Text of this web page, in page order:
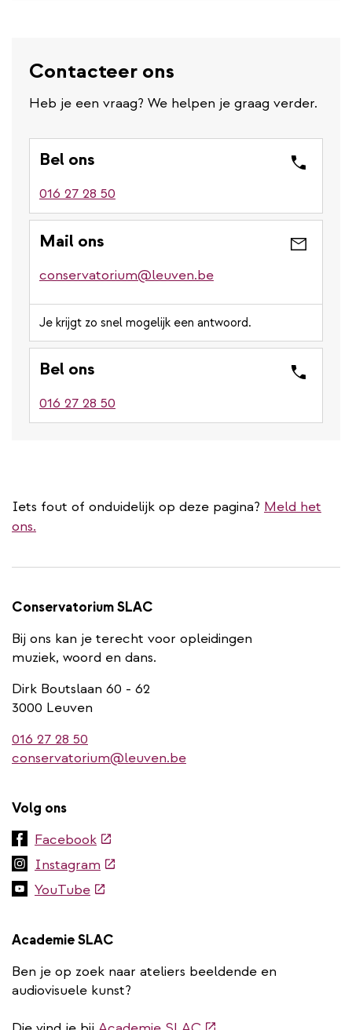
Contacteer ons
Heb je een vraag? We helpen je graag verder.
Bel ons
016 27 28 50
Mail ons
conservatorium@leuven.be
Je krijgt zo snel mogelijk een antwoord.
Bel ons
016 27 28 50
Iets fout of onduidelijk op deze pagina? Meld het
ons.
Conservatorium SLAC
Bij ons kan je terecht voor opleidingen
muziek, woord en dans.
Dirk Boutslaan 60 - 62
3000 Leuven
016 27 28 50
conservatorium@leuven.be
Volg ons
Facebook(externe
link)
Instagram (externe
link)
YouTube(externe
Academie SLAC
Ben je op zoek naar ateliers beeldende en
audiovisuele kunst?